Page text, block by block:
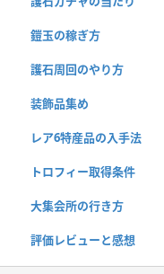
鎧玉の稼ぎ方
護石周回のやり方
装飾品集め
レア6特産品の入手法
トロフィー取得条件
大集会所の行き方
評価レビューと感想